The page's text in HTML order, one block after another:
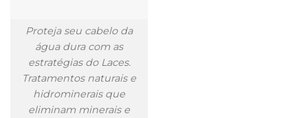
Proteja seu cabelo da
água dura com as
estratégias do Laces.
Tratamentos naturais e
hidrominerais que
eliminam minerais e